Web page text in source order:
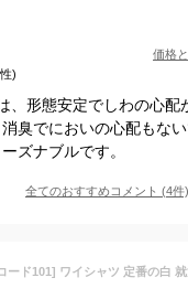
価格
)
、形態安定でしわの心配
臭でにおいの心配もな
ズナブルです。
全てのおすすめコメント (4件)